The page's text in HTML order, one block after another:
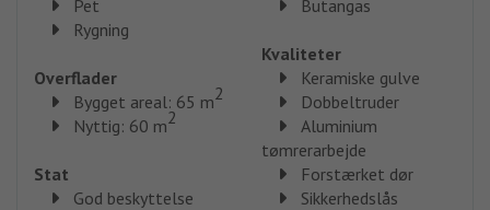
Pet
Rygning
Overflader
Bygget areal: 65 m2
Nyttig: 60 m2
Stat
God beskyttelse
Butangas
Kvaliteter
Keramiske gulve
Dobbeltruder
Aluminium
tømrerarbejde
Forstærket dør
Sikkerhedslås